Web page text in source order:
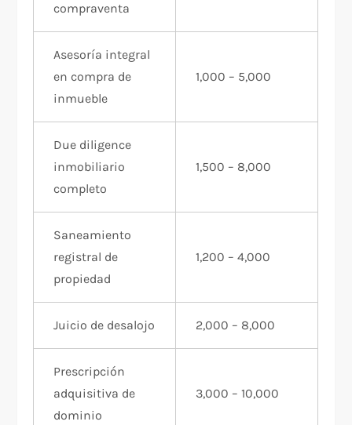
compraventa
Asesoría integral
en compra de
inmueble
1,000 – 5,000
Due diligence
inmobiliario
completo
1,500 – 8,000
Saneamiento
registral de
propiedad
1,200 – 4,000
Juicio de desalojo 2,000 – 8,000
Prescripción
adquisitiva de
dominio
3,000 – 10,000